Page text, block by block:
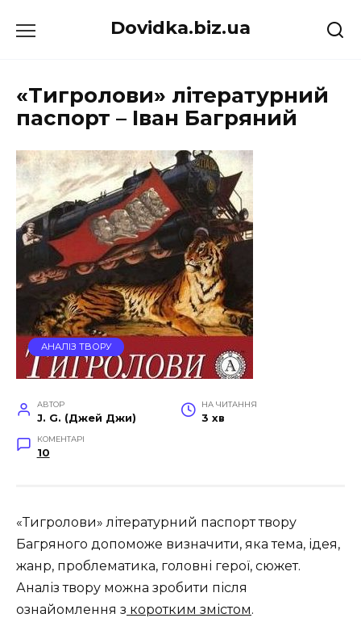
до
Dovidka.biz.ua
«Тигролови» літературний
паспорт – Іван Багряний
АНАЛІЗ ТВОРУ
АВТОР
J. G. (Джей Джи)
НА ЧИТАННЯ
3 хв
КОМЕНТАРІ
10
«Тигролови» літературний паспорт твору
Багряного допоможе визначити, яка тема, ідея,
жанр, проблематика, головні герої, сюжет.
Аналіз твору можна зробити після
ознайомлення з коротким змістом.